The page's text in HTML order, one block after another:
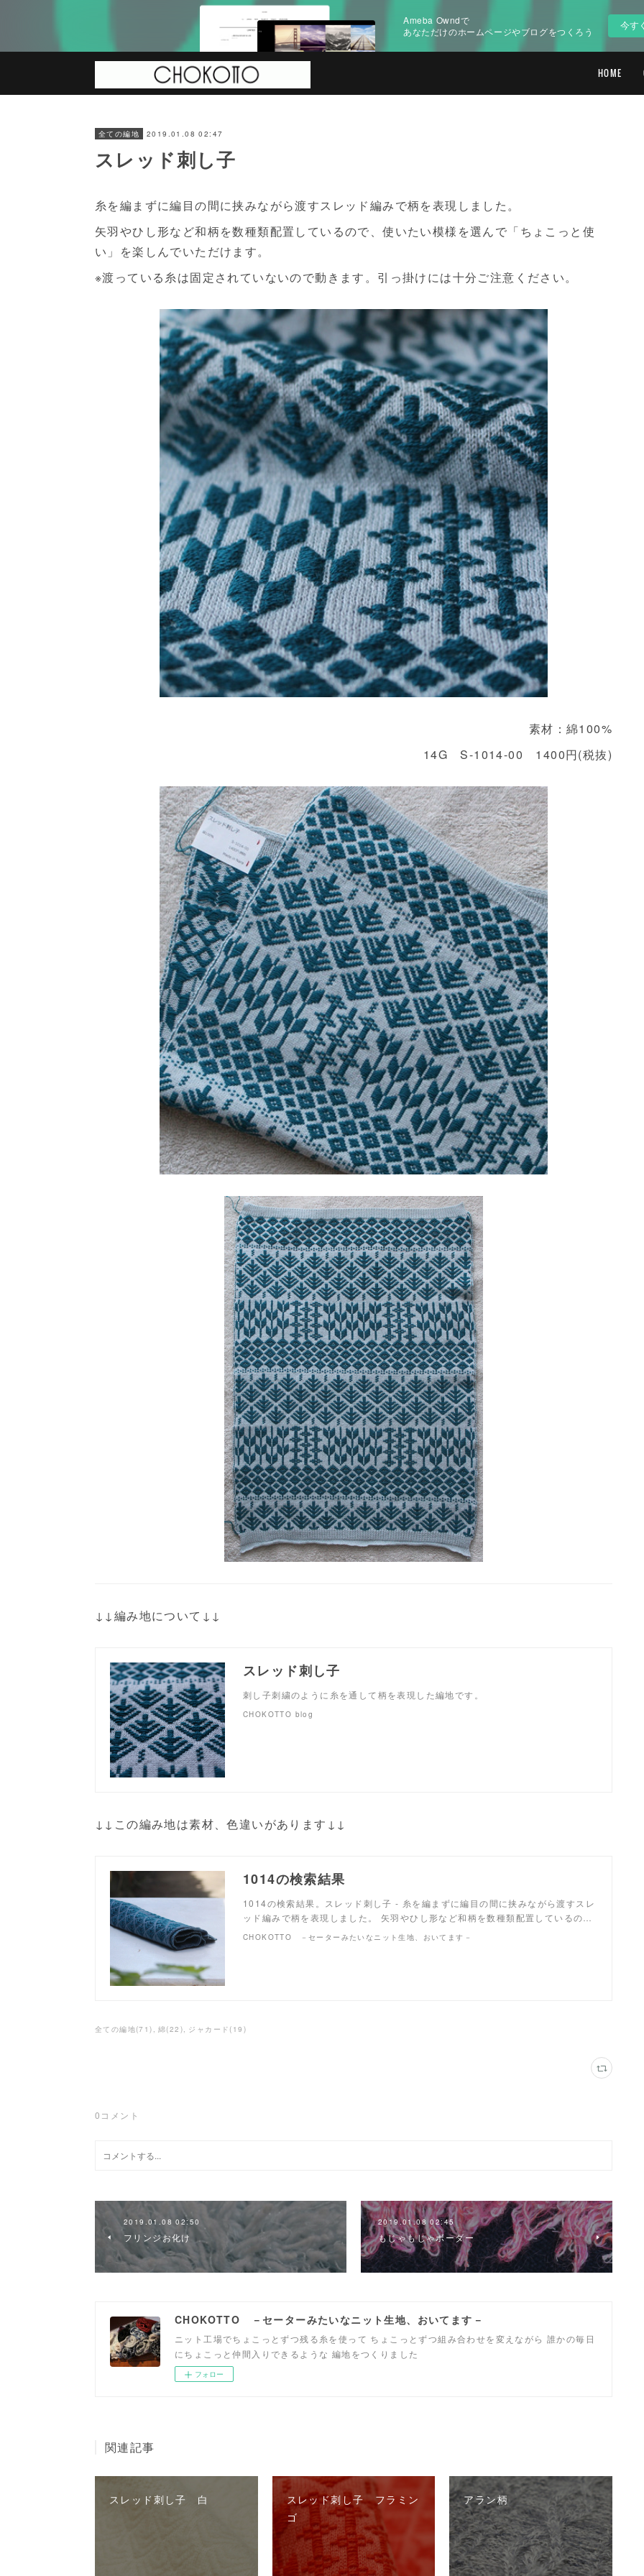
Ameba Owndで
あなただけのホームページやブログをつくろう
今す
HOME
全ての編地 2019.01.08 02:47
スレッド刺し子
糸を編まずに編目の間に挟みながら渡すスレッド編みで柄を表現しました。
矢羽やひし形など和柄を数種類配置しているので、使いたい模様を選んで「ちょこっと使
い」を楽しんでいただけます。
※渡っている糸は固定されていないので動きます。引っ掛けには十分ご注意ください。
素材：綿100%
14G S-1014-00 1400円(税抜)
↓↓編み地について↓↓
スレッド刺し子
刺し子刺繍のように糸を通して柄を表現した編地です。
CHOKOTTO blog
↓↓この編み地は素材、色違いがあります↓↓
1014の検索結果
1014の検索結果。スレッド刺し子 - 糸を編まずに編目の間に挟みながら渡すスレ
ッド編みで柄を表現しました。 矢羽やひし形など和柄を数種類配置しているの…
CHOKOTTO －セーターみたいなニット生地、おいてます－
全ての編地(71) 綿(22 ) ジャカード ( 19 )
0 コメント
2019.01.08 02:50
フリンジお化け
2019.01.08 02:45
もじゃもじゃボーダー
CHOKOTTO －セーターみたいなニット生地、おいてます－
ニット工場でちょこっとずつ残る糸を使って ちょこっとずつ組み合わせを変えながら 誰かの毎日
にちょこっと仲間入りできるような 編地をつくりました
フォロー
関連記事
スレッド刺し子 白
スレッド刺し子 フラミン
ゴ
アラン柄